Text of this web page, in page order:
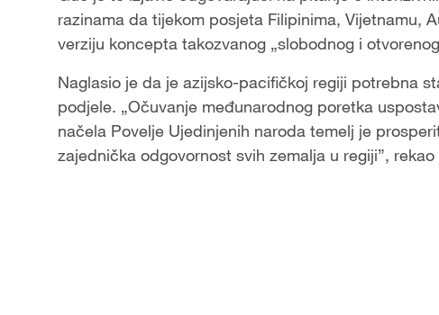
razinama da tijekom posjeta Filipinima, Vijetnamu,
verziju koncepta takozvanog „slobodnog i
Naglasio je da je azijsko-pacifičkoj regiji potrebna
podjele. „Očuvanje međunarodnog poretka
načela Povelje Ujedinjenih naroda temelj je
zajednička odgovornost svih zemalja u regiji”, rekao